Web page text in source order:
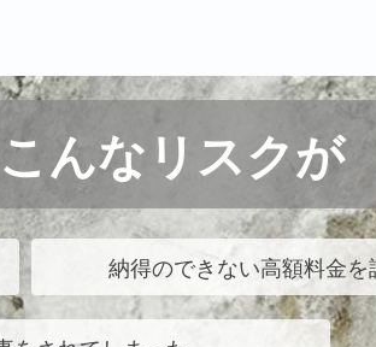
んなリスクが
納得のできない高額料金